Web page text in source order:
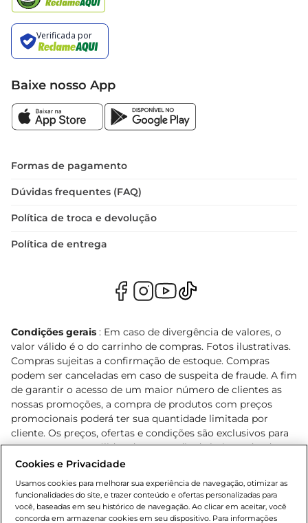
Baixe nosso App
Formas de pagamento
Dúvidas frequentes (FAQ)
Política de troca e devolução
Política de entrega
Condições gerais : Em caso de divergência de valores, o
valor válido é o do carrinho de compras. Fotos ilustrativas.
Compras sujeitas a confirmação de estoque. Compras
podem ser canceladas em caso de suspeita de fraude. A fim
de garantir o acesso de um maior número de clientes as
nossas promoções, a compra de produtos com preços
promocionais poderá ter sua quantidade limitada por
cliente. Os preços, ofertas e condições são exclusivos para
o e-commerce e válidos durante o dia de hoje, podendo
sofrer alterações sem prévia notificação. Proibida a venda
Lei n.º 8069/90, art. 81, inciso II (Estatuto da Criança e do
Adolescente). Preços e condições exclusivos para o
www.bretas.com.br, podendo sofrer alterações sem aviso
Cookies e Privacidade
Usamos cookies para melhorar sua experiência de navegação, otimizar as
funcionalidades do site, e trazer conteúdo e ofertas personalizadas para
você, baseadas em seu histórico de navegação. Ao clicar em aceitar, você
concorda em armazenar cookies em seu dispositivo. Para informações